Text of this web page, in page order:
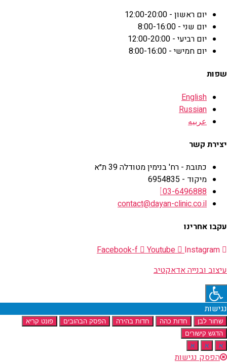
יום ראשון - 12:00-20:00
יום שני - 8:00-16:00
יום רביעי - 12:00-20:00
יום חמישי - 8:00-16:00
שפות
English
Russian
عربيه
יצירת קשר
כתובת - רח' בנימין מטודלה 39 ת״א
מיקוד - 6954835
03-6496888
contact@dayan-clinic.co.il
עקבו אחרינו
Facebook-f
Youtube
Instagram
עיצוב ובנייה אדאקטיב
נגישות
שחור לבן חדות כהה חדות בהירה הפסק הבהובים
פונט קריא
הדגש קישורים
א
א א
הפסק נגישות